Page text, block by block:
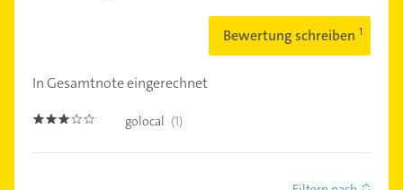
Bewertung schreiben
In Gesamtnote eingerechnet
3.0 golocal (1)